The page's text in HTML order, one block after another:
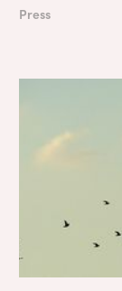
Press